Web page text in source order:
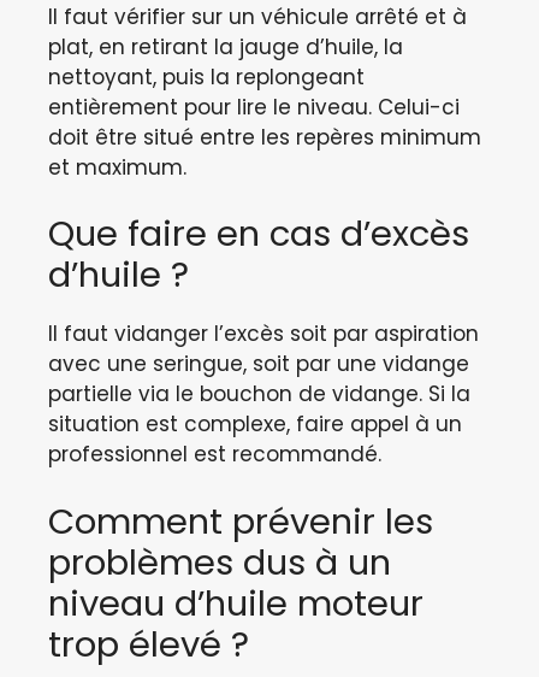
Il faut vérifier sur un véhicule arrêté et à
plat, en retirant la jauge d’huile, la
nettoyant, puis la replongeant
entièrement pour lire le niveau. Celui-ci
doit être situé entre les repères minimum
et maximum.
Que faire en cas d’excès
d’huile ?
Il faut vidanger l’excès soit par aspiration
avec une seringue, soit par une vidange
partielle via le bouchon de vidange. Si la
situation est complexe, faire appel à un
professionnel est recommandé.
Comment prévenir les
problèmes dus à un
niveau d’huile moteur
trop élevé ?